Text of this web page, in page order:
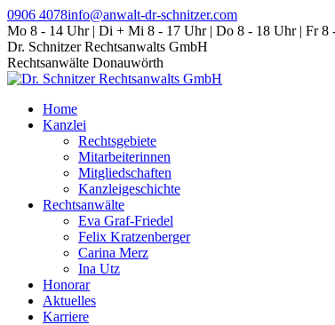
Zum
Inhalt
springen
0906 4078info@anwalt-dr-schnitzer.com
Mo 8 - 14 Uhr | Di + Mi 8 - 17 Uhr | Do 8 - 18 Uhr | Fr 8
Dr. Schnitzer Rechtsanwalts GmbH
Rechtsanwälte Donauwörth
Home
Kanzlei
Rechtsgebiete
Mitarbeiterinnen
Mitgliedschaften
Kanzleigeschichte
Rechtsanwälte
Eva Graf-Friedel
Felix Kratzenberger
Carina Merz
Ina Utz
Honorar
Aktuelles
Karriere